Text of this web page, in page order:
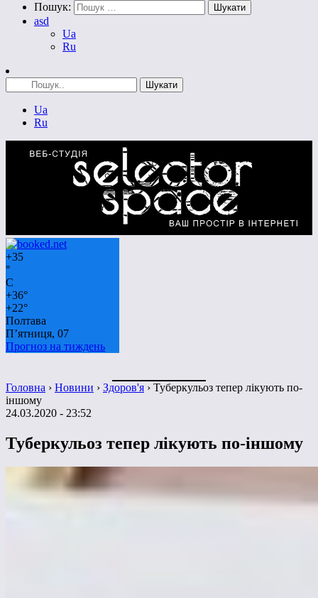
Пошук:
asd
Ua
Ru
Ua
Ru
+35
°
C
+36°
+22°
Полтава
П’ятниця, 07
Прогноз на тиждень
Головна › Новини › Здоров'я › Туберкульоз тепер лікують по-
іншому
24.03.2020 - 23:52
Туберкульоз тепер лікують по-іншому